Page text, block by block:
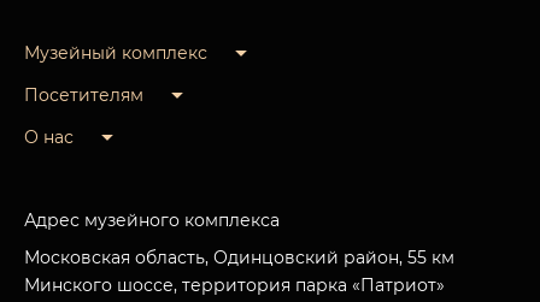
Музейный комплекс
Посетителям
О нас
Адрес музейного комплекса
Московская область, Одинцовский район, 55 км
Минского шоссе, территория парка «Патриот»